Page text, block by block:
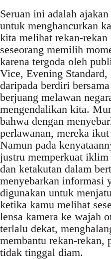
Seruan ini adalah
untuk menghancurkan
kita melihat rekan-
seseorang memilih
karena tergoda oleh
Vice, Evening
daripada berdiri
berjuang melawan
mengendalikan kita.
bahwa dengan
perlawanan, mereka
Namun pada
justru memperkuat iklim
dan ketakutan dalam
menyebarkan informasi
digunakan untuk
ketika kamu melihat
lensa kamera ke wajah
terlalu dekat,
membantu rekan-rekan,
tidak tinggal diam.